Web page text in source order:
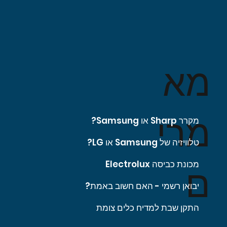
מא
מרי
ם
מקרר Sharp או Samsung?
טלוויזיה של Samsung או LG?
מכונת כביסה Electrolux
יבואן רשמי - האם חשוב באמת?
התקן שבת למדיח כלים צומת